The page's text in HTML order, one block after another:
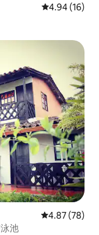
平均评分
4.94 (16)
平均评分
4.87 (78)
池